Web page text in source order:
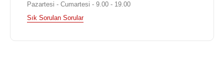
Pazartesi - Cumartesi - 9.00 - 19.00
Sık Sorulan Sorular